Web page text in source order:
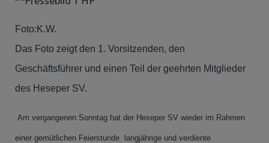
Foto:K.W.
Das Foto zeigt den 1. Vorsitzenden, den
Geschäftsführer und einen Teil der geehrten Mitglieder
des Heseper SV.
Am vergangenen Sonntag hat der Heseper SV wieder im Rahmen
einer gemütlichen Feierstunde langjährige und verdiente